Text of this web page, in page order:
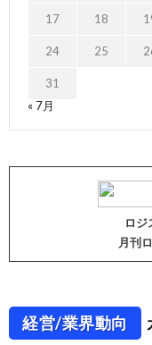
17 18
24 25
31
« 7月
ロジ
月刊
経営/業界動向